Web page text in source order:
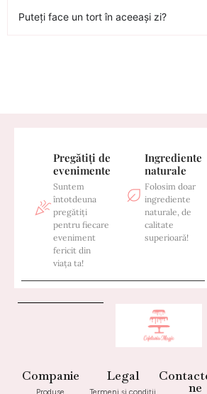
Puteți face un tort în aceeași zi?
Pregătiți de
evenimente
Suntem
întotdeuna
pregătiți
pentru fiecare
eveniment
fericit din
viața ta!
Ingrediente
naturale
Folosim doar
ingrediente
naturale, de
calitate
superioară!
ne
Companie Legal